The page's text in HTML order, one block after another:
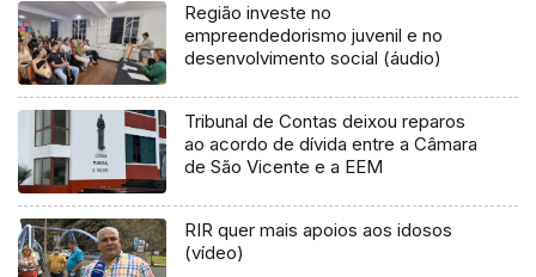
Região investe no
empreendedorismo juvenil e no
desenvolvimento social (áudio)
Tribunal de Contas deixou reparos
ao acordo de dívida entre a Câmara
de São Vicente e a EEM
RIR quer mais apoios aos idosos
(vídeo)